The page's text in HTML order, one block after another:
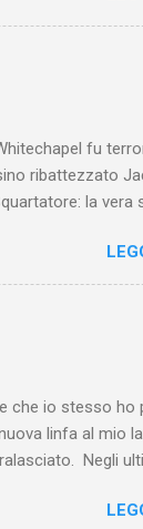
fu
ribattezzato
la vera
e del
davvero
e al suo
subalterne. Non
abitavano
che io stesso ho
linfa al mio
Negli
nel corso